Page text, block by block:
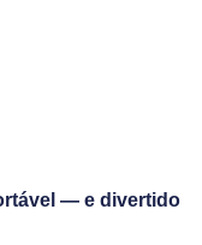
— e divertido